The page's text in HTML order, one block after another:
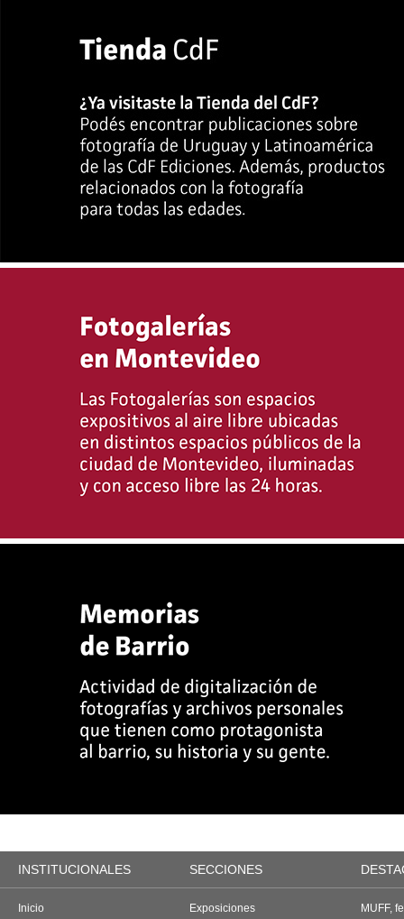
INSTITUCIONALES SECCIONES
Inicio
Exposiciones
MUFF,